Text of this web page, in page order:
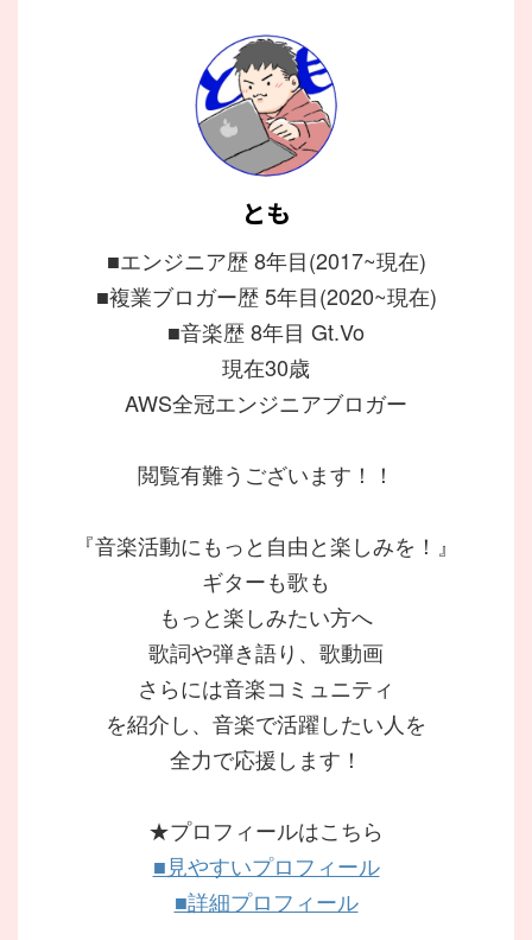
とも
■エンジニア歴 8年目(2017~現在)
■複業ブロガー歴 5年目(2020~現在)
■音楽歴 8年目 Gt.Vo
現在30歳
AWS全冠エンジニアブロガー
閲覧有難うございます！！
『音楽活動にもっと自由と楽しみを！』
ギターも歌も
もっと楽しみたい方へ
歌詞や弾き語り、歌動画
さらには音楽コミュニティ
を紹介し、音楽で活躍したい人を
全力で応援します！
★プロフィールはこちら
■見やすいプロフィール
■詳細プロフィール